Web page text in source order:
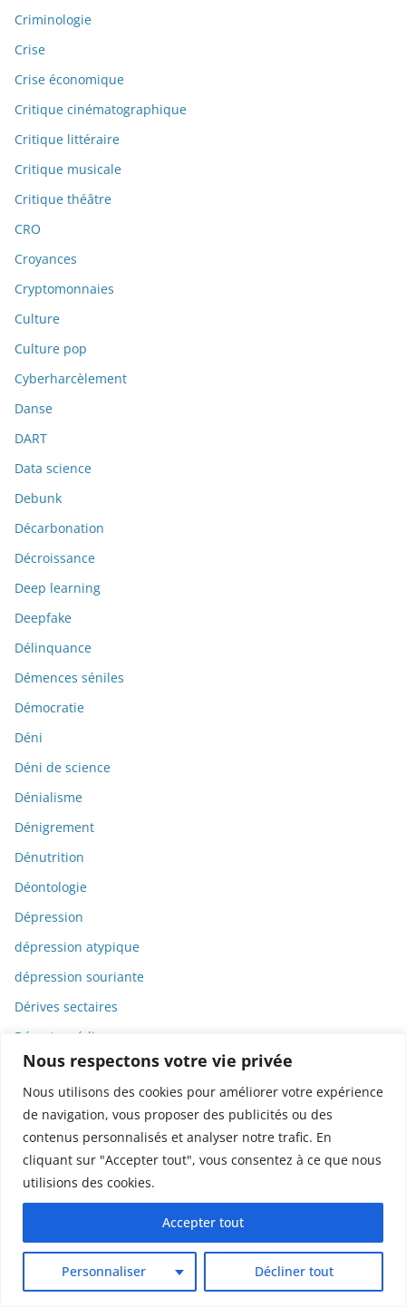
Nous respectons votre vie privée
Nous utilisons des cookies pour améliorer votre expérience
de navigation, vous proposer des publicités ou des
contenus personnalisés et analyser notre trafic. En
cliquant sur "Accepter tout", vous consentez à ce que nous
utilisions des cookies.
Personnaliser Décliner tout
Accepter tout
Criminologie
Crise
Crise économique
Critique cinématographique
Critique littéraire
Critique musicale
Critique théâtre
CRO
Croyances
Cryptomonnaies
Culture
Culture pop
Cyberharcèlement
Danse
DART
Data science
Debunk
Décarbonation
Décroissance
Deep learning
Deepfake
Délinquance
Démences séniles
Démocratie
Déni
Déni de science
Dénialisme
Dénigrement
Dénutrition
Déontologie
Dépression
dépression atypique
dépression souriante
Dérives sectaires
Déserts médicaux
Désinformation
Dessin
Dessins animés
Déterminisme
Detox
Dette immunitaire
Deux-roues